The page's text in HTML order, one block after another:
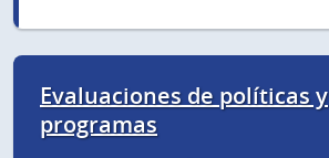
Evaluaciones de políticas y
programas